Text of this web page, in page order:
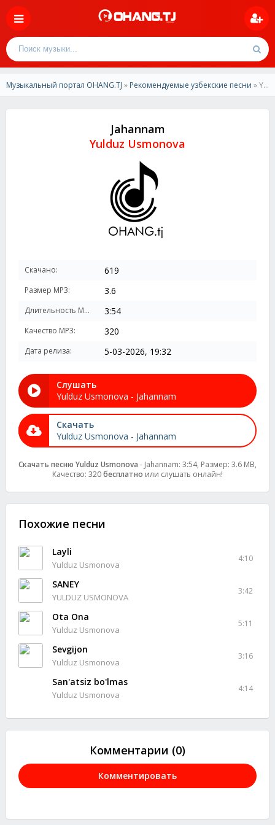
Музыкальный портал OHANG.TJ » Рекомендуемые узбекские песни » Yulduz Usmonova - Jahannam
Jahannam
Yulduz Usmonova
Скачано: 619
Размер MP3: 3.6
Длительность MP3: 3:54
Качество MP3: 320
Дата релиза: 5-03-2026, 19:32
Слушать
Yulduz Usmonova - Jahannam
Скачать
Yulduz Usmonova - Jahannam
Скачать песню Yulduz Usmonova - Jahannam: 3:54, Размер: 3.6 MB,
Качество: 320бесплатно или слушать онлайн!
Похожие песни
Layli
Yulduz Usmonova
4:10
SANEY
YULDUZ USMONOVA
3:42
Ota Ona
Yulduz Usmonova
5:11
Sevgijon
Yulduz Usmonova
3:16
San'atsiz bo'lmas
Yulduz Usmonova
4:14
Комментарии (0)
Комментировать